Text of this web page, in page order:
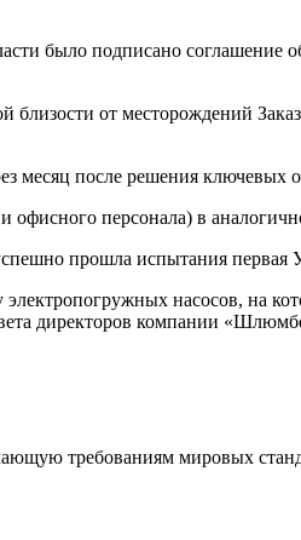
было подписано соглашение
от месторождений
месяц после решения
офисного персонала) в
прошла испытания
насосов, на
директоров компании
требованиям мировых